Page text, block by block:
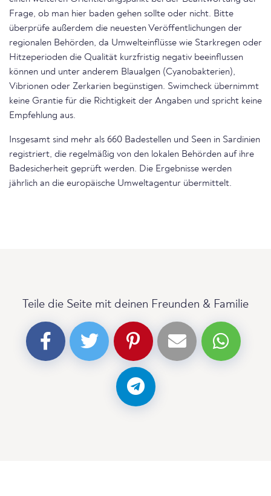
Frage, ob man hier baden gehen sollte oder nicht. Bitte
überprüfe außerdem die neuesten Veröffentlichungen der
regionalen Behörden, da Umwelteinflüsse wie Starkregen oder
Hitzeperioden die Qualität kurzfristig negativ beeinflussen
können und unter anderem Blaualgen (Cyanobakterien),
Vibrionen oder Zerkarien begünstigen. Swimcheck übernimmt
keine Grantie für die Richtigkeit der Angaben und spricht keine
Empfehlung aus.
Insgesamt sind mehr als 660 Badestellen und Seen in Sardinien
registriert, die regelmäßig von den lokalen Behörden auf ihre
Badesicherheit geprüft werden. Die Ergebnisse werden
jährlich an die europäische Umweltagentur übermittelt.
Teile die Seite mit deinen Freunden & Familie